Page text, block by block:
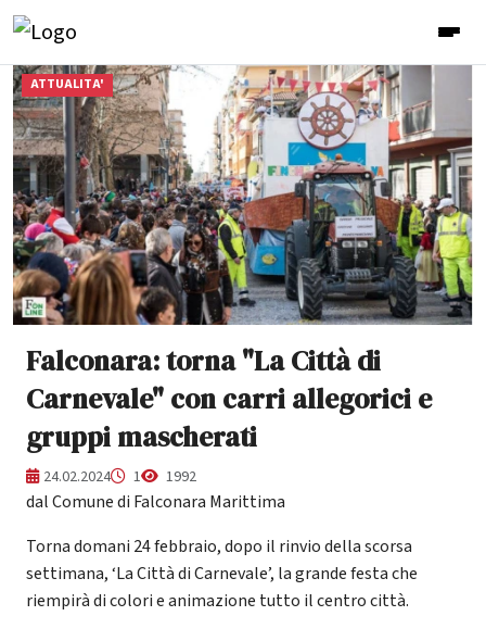
ATTUALITA'
Falconara: torna "La Città di
Carnevale" con carri allegorici e
gruppi mascherati
24.02.2024 1 1992
dal Comune di Falconara Marittima
Torna domani 24 febbraio, dopo il rinvio della scorsa
settimana, ‘La Città di Carnevale’, la grande festa che
riempirà di colori e animazione tutto il centro città.